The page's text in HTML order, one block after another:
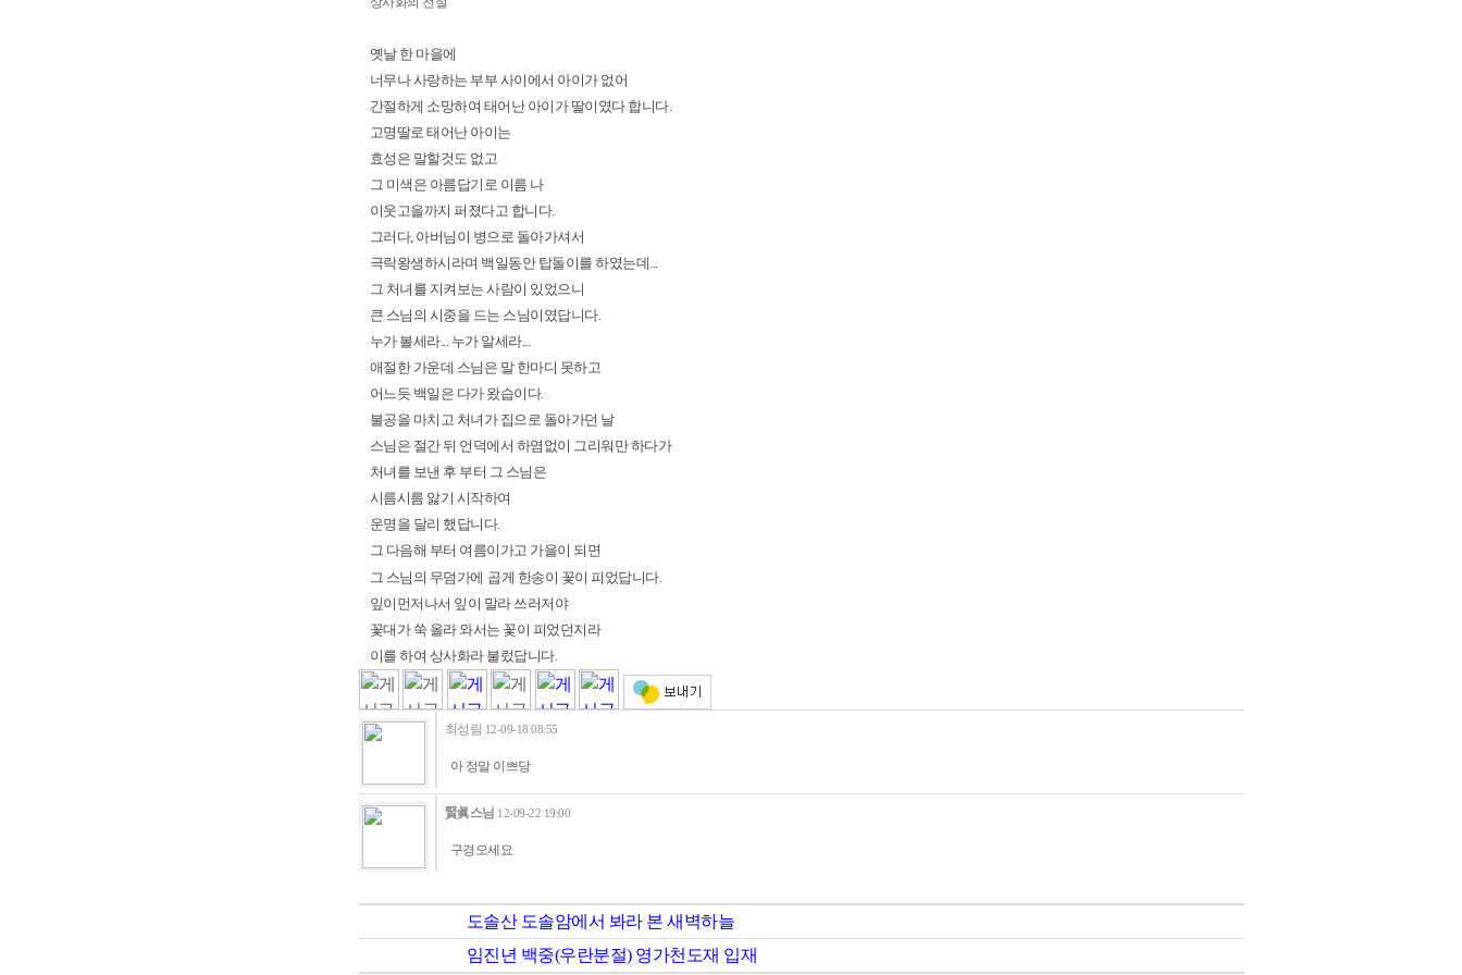
옛날 한 마을에
너무나 사랑하는 부부 사이에서 아이가 없어
간절하게 소망하여 태어난 아이가 딸이였다 합니다.
고명딸로 태어난 아이는
효성은 말할것도 없고
그 미색은 아름답기로 이름 나
이웃고을까지 퍼졌다고 합니다.
그러다, 아버님이 병으로 돌아가셔서
극락왕생하시라며 백일동안 탑돌이를 하였는데...
그 처녀를 지켜보는 사람이 있었으니
큰 스님의 시중을 드는 스님이였답니다.
누가 볼세라... 누가 알세라...
애절한 가운데 스님은 말 한마디 못하고
어느듯 백일은 다가 왔습이다.
불공을 마치고 처녀가 집으로 돌아가던 날
스님은 절간 뒤 언덕에서 하염없이 그리워만 하다가
처녀를 보낸 후 부터 그 스님은
시름시름 앓기 시작하여
운명을 달리 했답니다.
그 다음해 부터 여름이가고 가을이 되면
그 스님의 무덤가에 곱게 한송이 꽃이 피었답니다.
잎이 먼저나서 잎이 말라 쓰러저야
꽃대가 쑥 올라 와서는 꽃이 피었던지라
이를 하여 상사화라 불렀답니다.
최성림 12-09-18 08:55
아 정말 이쁘당
賢眞스님 12-09-22 19:00
구경오세요
도솔산 도솔암에서 봐라 본 새벽하늘
임진년 백중(우란분절) 영가천도재 입재